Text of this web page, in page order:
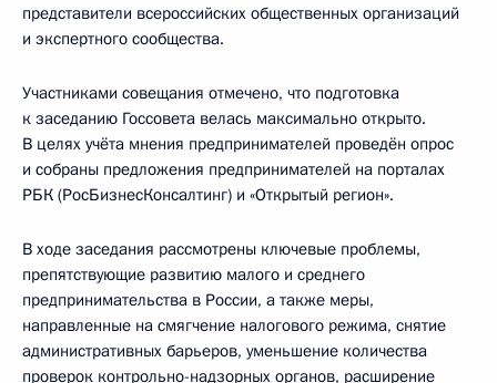
представители всероссийских общественных организаций
и экспертного сообщества.
Участниками совещания отмечено, что подготовка
к заседанию Госсовета велась максимально открыто.
В целях учёта мнения предпринимателей проведён опрос
и собраны предложения предпринимателей на порталах
РБК (РосБизнесКонсалтинг) и «Открытый регион».
В ходе заседания рассмотрены ключевые проблемы,
препятствующие развитию малого и среднего
предпринимательства в России, а также меры,
направленные на смягчение налогового режима, снятие
административных барьеров, уменьшение количества
проверок контрольно-надзорных органов, расширение